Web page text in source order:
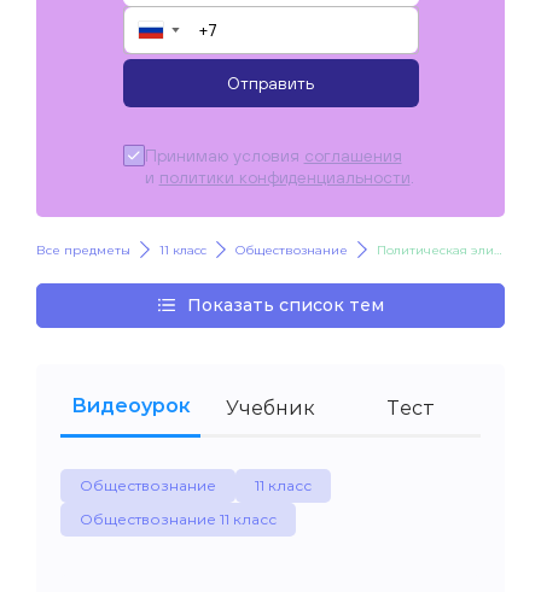
▼
Отправить
Принимаю условия соглашения
и политики конфиденциальности
Все предметы 11 класс Обществознание Политическая элита и политическое лидерство
Показать список тем
Видеоурок Учебник Тест
Обществознание
11 класс
Обществознание 11 класс